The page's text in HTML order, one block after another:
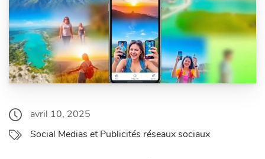
avril 10, 2025
Social Medias et Publicités réseaux sociaux